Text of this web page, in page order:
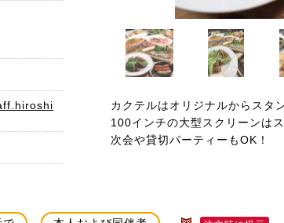
カクテルはオリジナルからスタ
100インチの大型スクリーンは
次会や貸切パーティーもOK！